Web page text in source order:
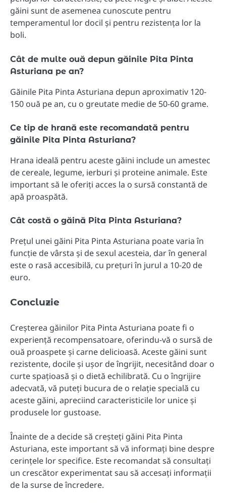
găini sunt de asemenea cunoscute pentru
temperamentul lor docil și pentru rezistența lor la
boli.
Cât de multe ouă depun găinile Pita Pinta
Asturiana pe an?
Găinile Pita Pinta Asturiana depun aproximativ 120-
150 ouă pe an, cu o greutate medie de 50-60 grame.
Ce tip de hrană este recomandată pentru
găinile Pita Pinta Asturiana?
Hrana ideală pentru aceste găini include un amestec
de cereale, legume, ierburi și proteine ​​animale. Este
important să le oferiți acces la o sursă constantă de
apă proaspătă.
Cât costă o găină Pita Pinta Asturiana?
Prețul unei găini Pita Pinta Asturiana poate varia în
funcție de vârsta și de sexul acesteia, dar în general
este o rasă accesibilă, cu prețuri în jurul a 10-20 de
euro.
Concluzie
Creșterea găinilor Pita Pinta Asturiana poate fi o
experiență recompensatoare, oferindu-vă o sursă de
ouă proaspete și carne delicioasă. Aceste găini sunt
rezistente, docile și ușor de îngrijit, necesitând doar o
curte spațioasă și o dietă echilibrată. Cu o îngrijire
adecvată, vă puteți bucura de o relație specială cu
aceste găini, apreciind caracteristicile lor unice și
produsele lor gustoase.
Înainte de a decide să creșteți găini Pita Pinta
Asturiana, este important să vă informați bine despre
cerințele lor specifice. Este recomandat să consultați
un crescător experimentat sau să accesați informații
de la surse de încredere.